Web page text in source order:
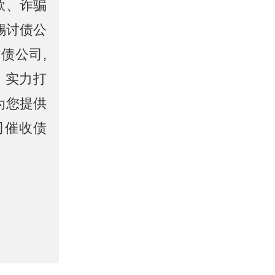
、诈骗
讨债公
公司,
实力打
您提供
催收债